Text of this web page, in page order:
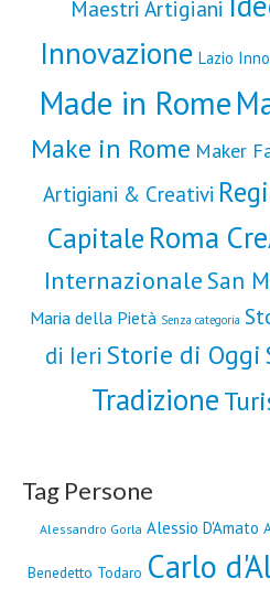
Maestri Artigiani
Innovazione Lazio
Made in Rome
Make in Rome Maker
Artigiani & Creativi
Capitale Roma
InternazionaleSan
Maria della Pietà Senza categoria
di Ieri Storie di Oggi
Tradizione
Tag Persone
Alessandro Gorla Alessio D'Amato
Benedetto Todaro Carlo